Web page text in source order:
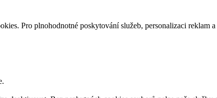
Pro plnohodnotné poskytování služeb, personalizaci